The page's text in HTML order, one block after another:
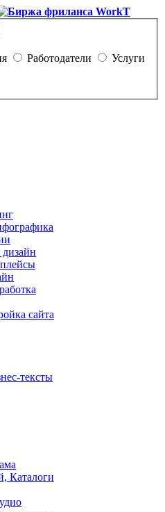
Работодатели Услуги
сайта
тексты
Каталоги